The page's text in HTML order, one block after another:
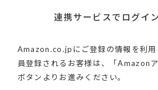
連携サービスでログイ
Amazon.co.jpにご登録の情報を利用
員登録されるお客様は、「Amazon
ボタンよりお進みください。